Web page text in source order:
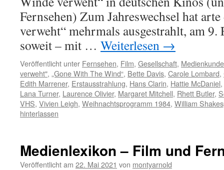
Fernsehen) Zum Jahreswechsel hat
verweht“ mehrmals ausgestrahlt, am 9.
soweit – mit … Weiterlesen →
Veröffentlicht unter Fernsehen, Film, Gesellschaft, Medienkunde
verweht", „Gone With The Wind“, Bette Davis, Carole Lombard,
Edith Marrener, Erstausstrahlung, Hans Clarin, Hattie McDaniel,
Lana Turner, Laurence Olivier, Margaret Mitchell, Rhett Butler,
VHS, Vivien Leigh, Weihnachtsprogramm 1984, William
hinterlassen
Medienlexikon – Film und
Veröffentlicht am 22. Mai 2021 von montyarnold